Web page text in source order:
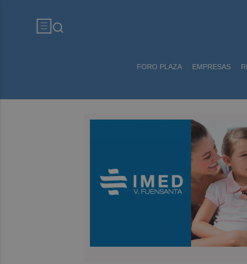
FORO PLAZA EMPRESAS